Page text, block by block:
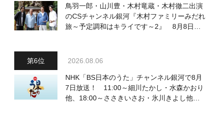
鳥羽一郎・山川豊・木村竜蔵・木村徹二出演
のCSチャンネル銀河『木村ファミリーみだれ
旅～予定調和はキライです～2』 8月8日
2026.08.06
NHK「BS日本のうた」チャンネル銀河で8月
7日放送！ 11:00～細川たかし・水森かおり
他、18:00～ささきいさお・氷川きよし他登